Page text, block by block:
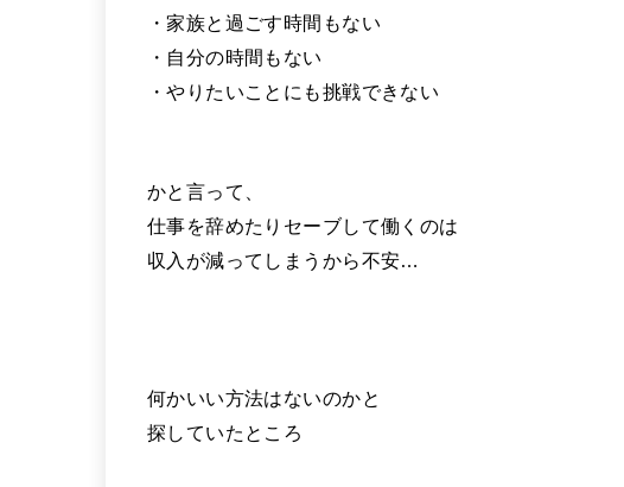
・家族と過ごす時間もない
・自分の時間もない
・やりたいことにも挑戦できない
かと言って、
仕事を辞めたりセーブして働くのは
収入が減ってしまうから不安…
何かいい方法はないのかと
探していたところ